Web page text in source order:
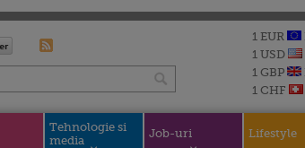
1 EUR
1 USD
1 GBP
1 CHF
Tehnologie si
media
Job-uri Lifestyle